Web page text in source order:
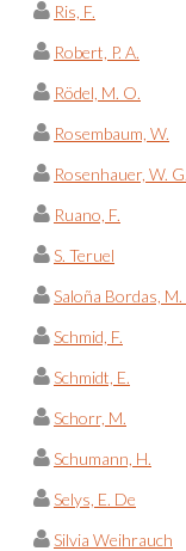
Ris, F.
Robert, P. A.
Rödel, M. O.
Rosembaum, W.
Rosenhauer, W. G.
Ruano, F.
S. Teruel
Saloña Bordas, M.
Schmid, F.
Schmidt, E.
Schorr, M.
Schumann, H.
Selys, E. De
Silvia Weihrauch